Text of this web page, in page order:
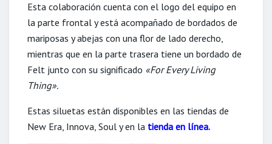
Esta colaboración cuenta con el logo del equipo en
la parte frontal y está acompañado de bordados de
mariposas y abejas con una flor de lado derecho,
mientras que en la parte trasera tiene un bordado de
Felt junto con su significado «For Every Living
Thing».
Estas siluetas están disponibles en las tiendas de
New Era, Innova, Soul y en la tienda en línea.